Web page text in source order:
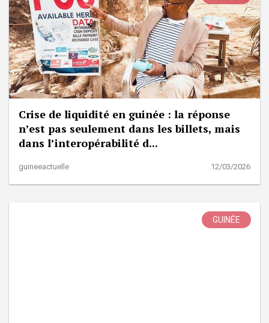
Crise de liquidité en guinée : la réponse
n’est pas seulement dans les billets, mais
dans l’interopérabilité d...
guineeactuelle 12/03/2026
GUINÉE